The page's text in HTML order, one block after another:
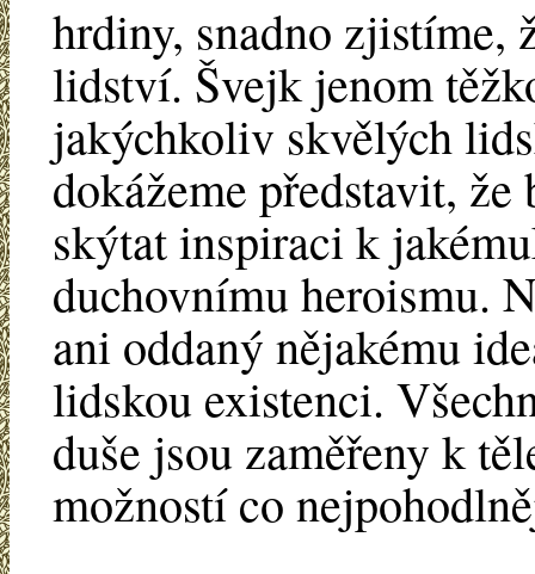
hrdiny, snadno zjistíme,
lidství. Švejk jenom
jakýchkoliv skvělých
dokážeme představit,
skýtat inspiraci k
duchovnímu heroismu.
ani oddaný nějakému
lidskou existenci.
duše jsou zaměřeny k
možností co